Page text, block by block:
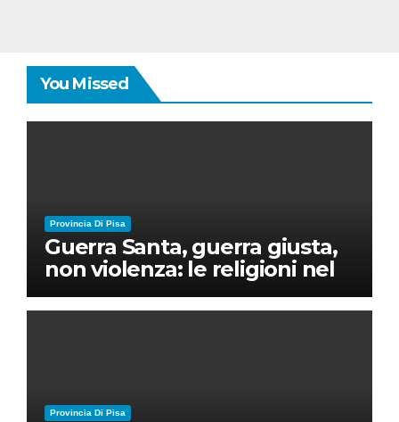
You Missed
Provincia Di Pisa
Guerra Santa, guerra giusta,
non violenza: le religioni nel
nuovo disordine mondiale
Provincia Di Pisa